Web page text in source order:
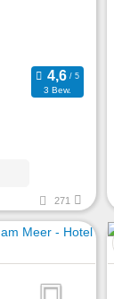
3 Bew.
271